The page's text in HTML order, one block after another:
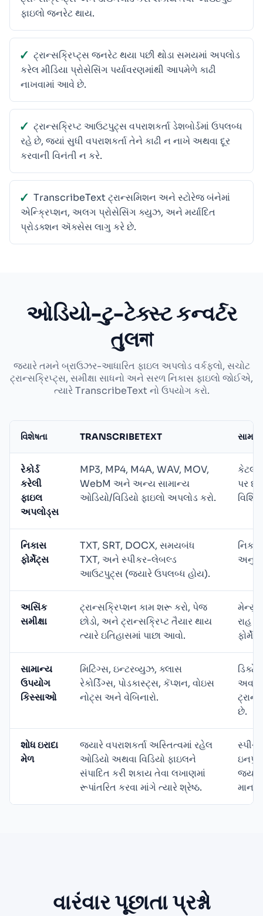
ફાઇલો જનરેટ થાય.
ટ્રાન્સક્રિપ્ટ્સ જનરેટ થયા પછી થોડા સમયમાં અપલોડ
કરેલ મીડિયા પ્રોસેસિંગ પર્યાવરણમાંથી આપમેળે કાઢી
નાખવામાં આવે છે.
ટ્રાન્સક્રિપ્ટ આઉટપુટ્સ વપરાશકર્તા ડેશબોર્ડમાં ઉપલબ્ધ
રહે છે, જ્યાં સુધી વપરાશકર્તા તેને કાઢી ન નાખે અથવા દૂર
કરવાની વિનંતી ન કરે.
TranscribeText ટ્રાન્સમિશન અને સ્ટોરેજ બંનેમાં
એન્ક્રિપ્શન, અલગ પ્રોસેસિંગ ક્યુઝ, અને મર્યાદિત
પ્રોડક્શન ઍક્સેસ લાગુ કરે છે.
ઓડિયો-ટુ-ટેક્સ્ટ કન્વર્ટર
તુલনা
જ્યારે તમને બ્રાઉઝર-આધારિત ફાઇલ અપલોડ વર્કફ્લો, સચોટ
ટ્રાન્સક્રિપ્ટ્સ, સમીક્ષા સાધનો અને સરળ નિકાસ ફાઇલો જોઈએ,
ત્યારે TranscribeText નો ઉપયોગ કરો.
વિશેષતા TRANSCRIBETEXT
રેકોર્ડ
કરેલી
ફાઇલ
અપલોડ્સ
MP3, MP4, M4A, WAV, MOV,
WebM અને અન્ય સામાન્ય
ઓડિયો/વિડિયો ફાઇલો અપલોડ કરો.
પર
નિકાસ
ફોર્મેટ્સ
TXT, SRT, DOCX, સમયબંધ
TXT, અને સ્પીકર-લેબલ્ડ
આઉટપુટ્સ (જ્યારે ઉપલબ્ધ હોય).
અસિંક
સમીક્ષા
ટ્રાન્સક્રિપ્શન કામ શરૂ કરો, પેજ
છોડો, અને ટ્રાન્સક્રિપ્ટ તૈયાર થાય
ત્યારે ઇતિહાસમાં પાછા આવો.
રાહ
સામાન્ય
ઉપયોગ
કિસ્સાઓ
મિટિંગ્સ, ઇન્ટરવ્યુઝ, ક્લાસ
રેકોર્ડિંગ્સ, પોડકાસ્ટ્સ, કૅપ્શન, વોઇસ
નોટ્સ અને વેબિનારો.
અવાજ
છે.
શોધ ઇરાદા
મેળ
જ્યારે વપરાશકર્તા અસ્તિત્વમાં રહેલ
ઓડિયો અથવા વિડિયો ફાઇલને
સંપાદિત કરી શકાય તેવા લખાણમાં
રૂપાંતરિત કરવા માંગે ત્યારે શ્રેષ્ઠ.
સ્પીચ
ઇનપુટ
વારંવાર પૂછાતા પ્રશ્નો